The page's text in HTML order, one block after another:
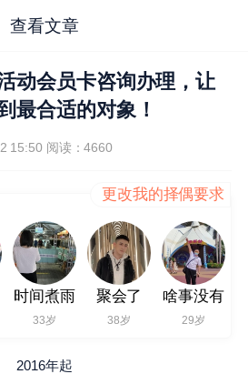
查看文章
动会员卡咨询办理，让
最合适的对象！
15:50 阅读：4660
更改我的择偶要求
时间煮雨
33岁
聚会了
38岁
啥事没有
29岁
2016年起